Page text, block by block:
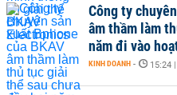
Công ty
âm thầm làm
năm đi vào
KINH DOANH - 15:24